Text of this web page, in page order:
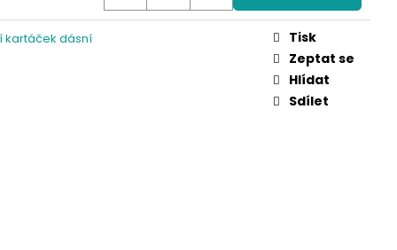
kartáček dásní
Tisk
Zeptat se
Hlídat
Sdílet